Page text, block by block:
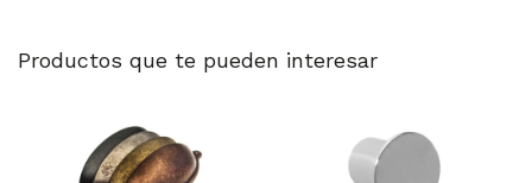
Productos que te pueden interesar